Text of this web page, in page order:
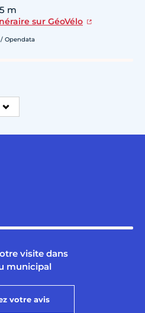
m
sur GéoVélo
/ Opendata
visite dans
municipal
votre avis